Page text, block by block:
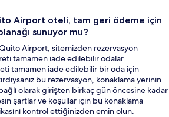
Airport oteli, tam geri ödeme için
sunuyor mu?
Airport, sitemizden rezervasyon
tamamen iade edilebilir odalar
tamamen iade edilebilir bir oda için
bu rezervasyon, konaklama yerinin
olarak girişten birkaç gün öncesine kadar
şartlar ve koşullar için bu konaklama
kontrol ettiğinizden emin olun.